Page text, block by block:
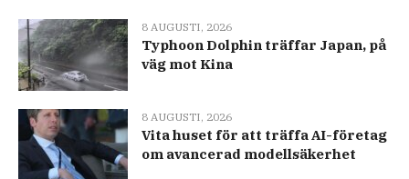
8 AUGUSTI, 2026
Typhoon Dolphin träffar Japan, på
väg mot Kina
8 AUGUSTI, 2026
Vita huset för att träffa AI-företag
om avancerad modellsäkerhet